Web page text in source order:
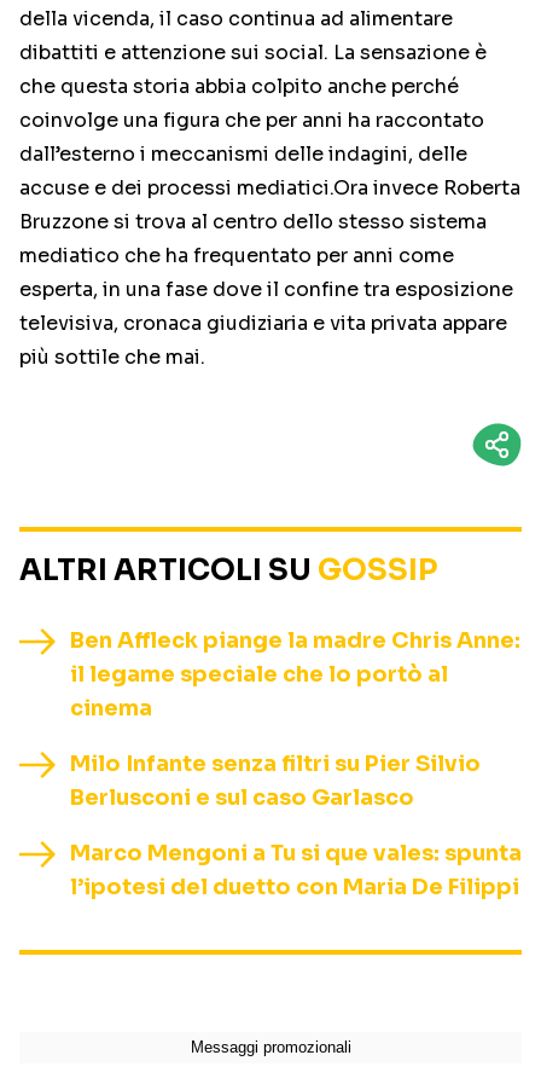
della vicenda, il caso continua ad alimentare
dibattiti e attenzione sui social. La sensazione è
che questa storia abbia colpito anche perché
coinvolge una figura che per anni ha raccontato
dall’esterno i meccanismi delle indagini, delle
accuse e dei processi mediatici.Ora invece Roberta
Bruzzone si trova al centro dello stesso sistema
mediatico che ha frequentato per anni come
esperta, in una fase dove il confine tra esposizione
televisiva, cronaca giudiziaria e vita privata appare
più sottile che mai.
ALTRI ARTICOLI SU GOSSIP
Ben Affleck piange la madre Chris Anne:
il legame speciale che lo portò al
cinema
Milo Infante senza filtri su Pier Silvio
Berlusconi e sul caso Garlasco
Marco Mengoni a Tu si que vales: spunta
l’ipotesi del duetto con Maria De Filippi